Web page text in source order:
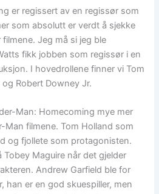
er regissert av en regissør som
som absolutt er verdt å sjekke
Jeg må si jeg ble
fikk jobben som regissør i en
I hovedrollene finner vi Tom
Robert Downey Jr.
Man: Homecoming mye mer
Man filmene. Tom Holland som
og fjollete som protagonisten.
Tobey Maguire når det gjelder
Andrew Garfield ble for
han er en god skuespiller, men